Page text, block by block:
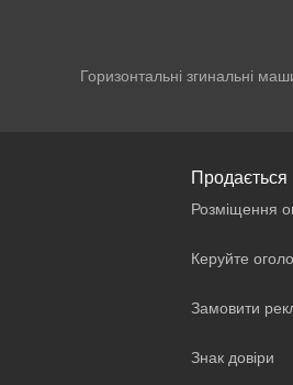
Горизонтальні згинальні
Продається
Розміщення
Керуйте
Замовити
Знак довіри